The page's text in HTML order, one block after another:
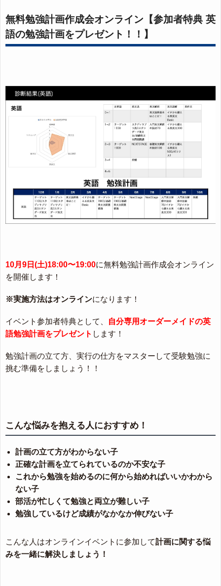
無料勉強計画作成会オンライン【参加者特典 英
語の勉強計画をプレゼント！！】
10月9日(土)18:00〜19:00に無料勉強計画作成会オンライン
を開催します！
※実施方法はオンラインになります！
イベント参加者特典として、
自分専用オーダーメイドの英
語勉強計画をプレゼント します！
勉強計画の立て方、実行の仕方をマスターして受験勉強に
挑む準備をしましょう！！
こんな悩みを抱える人におすすめ！
計画の立て方がわからない子
正確な計画を立てられているのか不安な子
これから勉強を始めるのに何から始めればいいかわから
ない子
部活が忙しくて勉強と両立が難しい子
勉強しているけど成績がなかなか伸びない子
こんな人はオンラインイベントに参加して計画に関する悩
みを一緒に解決しましょう！